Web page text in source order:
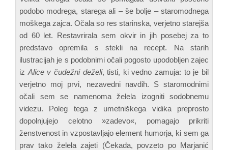
podobo modrega, starega ali – še bolje – staromodnega
moškega zajca. Očala so res starinska, verjetno starejša
od 60 let. Restavrirala sem okvir in jih posebej za to
predstavo opremila s stekli na recept. Na starih
ilustracijah je s podobnimi očali pogosto upodobljen zajec
iz Alice v čudežni deželi, tisti, ki vedno zamuja: to je bil
verjetno moj prvi, nezavedni navdih. S staromodnimi
očali sem se namenoma želela izogniti sodobnemu
videzu. Poleg tega z umetniškega vidika preprosto
dopolnjujejo celotno »zadevo«, pomagajo prikriti
ženstvenost in vzpostavljajo element humorja, ki sem ga
prav tako želela zajeti (Čekada, povzeto po Marjanić